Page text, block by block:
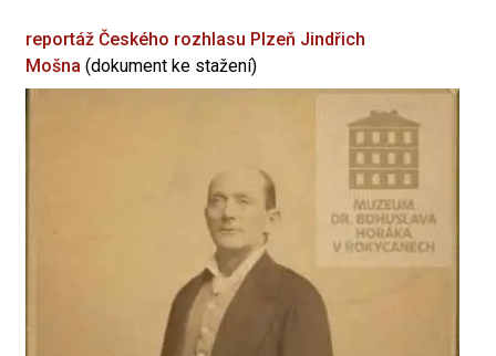
reportáž Českého rozhlasu Plzeň Jindřich
Mošna (dokument ke stažení)